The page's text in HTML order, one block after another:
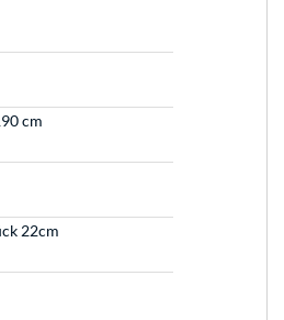
cm
22cm